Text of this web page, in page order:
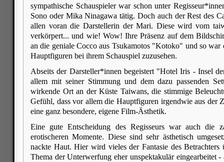
sympathische Schauspieler war schon unter
Sono oder Mika Ninagawa tätig. Doch auch der Rest des
allen voran die Darstellerin der Mari. Diese wird vom
verkörpert... und wie! Wow! Ihre Präsenz auf dem
an die geniale Cocco aus Tsukamotos "Kotoko" und so war
Hauptfiguren bei ihrem Schauspiel zuzusehen.
Abseits der Darsteller*innen begeistert "Hotel Iris - Insel
allem mit seiner Stimmung und dem dazu passenden
wirkende Ort an der Küste Taiwans, die stimmige
Gefühl, dass vor allem die Hauptfiguren irgendwie aus der
eine ganz besondere, eigene Film-Ästhetik.
Eine gute Entscheidung des Regisseurs war auch die
erotischeren Momente. Diese sind sehr ästhetisch
nackte Haut. Hier wird vieles der Fantasie des Betrachters
Thema der Unterwerfung eher unspektakulär eingearbeitet